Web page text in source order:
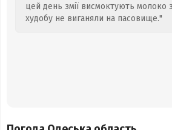
цей день змії висмоктують молоко
худобу не виганяли на пасовище."